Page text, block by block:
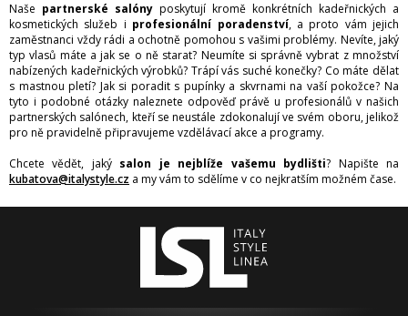
Naše partnerské salóny poskytují kromě konkrétních kadeřnických a
kosmetických služeb i profesionální poradenství, a proto vám jejich
zaměstnanci vždy rádi a ochotně pomohou s vašimi problémy. Nevíte, jaký
typ vlasů máte a jak se o ně starat? Neumíte si správně vybrat z množství
nabízených kadeřnických výrobků? Trápí vás suché konečky? Co máte dělat
s mastnou pletí? Jak si poradit s pupínky a skvrnami na vaší pokožce? Na
tyto i podobné otázky naleznete odpověď právě u profesionálů v našich
partnerských salónech, kteří se neustále zdokonalují ve svém oboru, jelikož
pro ně pravidelně připravujeme vzdělávací akce a programy.
Chcete vědět, jaký salon je nejblíže vašemu bydlišti? Napište na
kubatova@italystyle.cz a my vám to sdělíme v co nejkratším možném čase.